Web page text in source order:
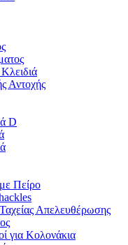
Αντοχής
D
Πείρο
Απελευθέρωσης
για Κολονάκια